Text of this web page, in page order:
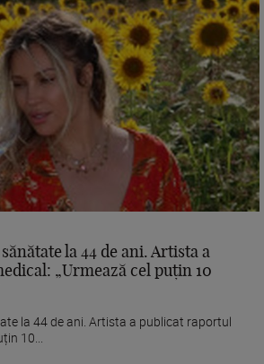
la 44 de ani. Artista a
„Urmează cel puțin 10
la 44 de ani. Artista a publicat raportul
10...